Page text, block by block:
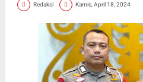
Redaksi Kamis, April 18, 2024